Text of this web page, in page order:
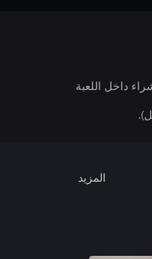
داخل اللعبة
المزيد